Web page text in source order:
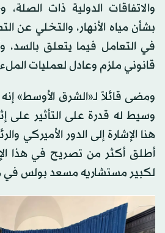
والاتفاقات الدولية ذات الصلة،
بشأن مياه الأنهار، والتخلي عن
في التعامل فيما يتعلق
قانوني ملزم وعادل لعمليات
ومضى قائلاً لـ«الشرق الأوسط»
وسيط له قدرة على التأثير على
هنا الإشارة إلى الدور الأميركي
أطلق أكثر من تصريح في هذا
لكبير مستشاريه مسعد بولس في